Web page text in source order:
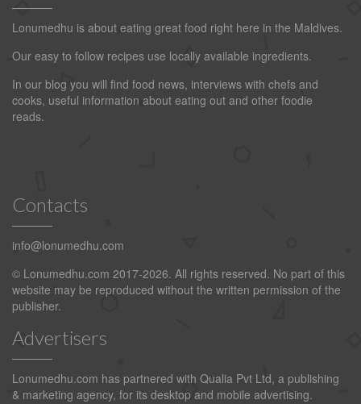
Lonumedhu is about eating great food right here in the Maldives.
Our easy to follow recipes use locally available ingredients.
In our blog you will find food news, interviews with chefs and
cooks, useful information about eating out and other foodie
reads.
Contacts
info@lonumedhu.com
© Lonumedhu.com 2017-2026. All rights reserved. No part of this
website may be reproduced without the written permission of the
publisher.
Advertisers
Lonumedhu.com has partnered with Qualia Pvt Ltd, a publishing
& marketing agency, for its desktop and mobile advertising.